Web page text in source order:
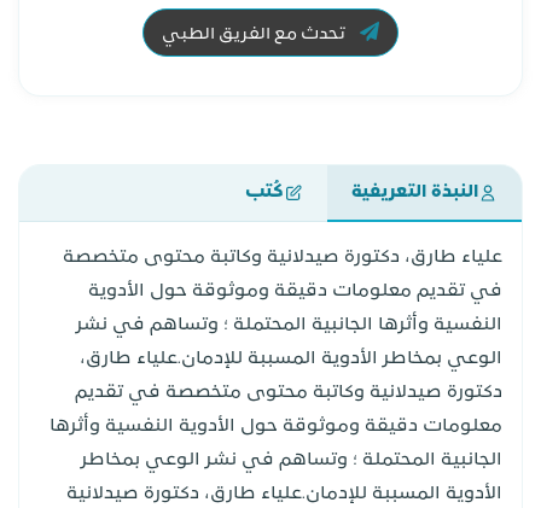
تحدث مع الفريق الطبي
النبذة التعريفية كُتب
علياء طارق، دكتورة صيدلانية وكاتبة محتوى متخصصة
في تقديم معلومات دقيقة وموثوقة حول الأدوية
النفسية وأثرها الجانبية المحتملة ؛ وتساهم في نشر
الوعي بمخاطر الأدوية المسببة للإدمان.علياء طارق،
دكتورة صيدلانية وكاتبة محتوى متخصصة في تقديم
معلومات دقيقة وموثوقة حول الأدوية النفسية وأثرها
الجانبية المحتملة ؛ وتساهم في نشر الوعي بمخاطر
الأدوية المسببة للإدمان.علياء طارق، دكتورة صيدلانية